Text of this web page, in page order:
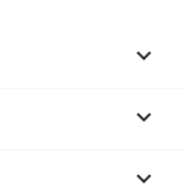


